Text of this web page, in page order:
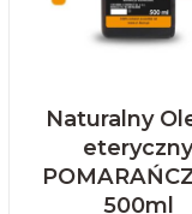
Naturalny
500ml